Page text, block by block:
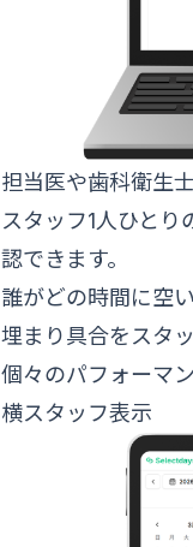
担当医や歯科衛生
スタッフ1人ひと
認できます。
誰がどの時間に空
埋まり具合をスタ
個々のパフォーマ
横スタッフ表示